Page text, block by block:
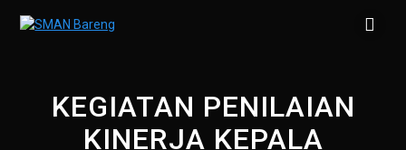
KEGIATAN PENILAIAN
KINERJA KEPALA